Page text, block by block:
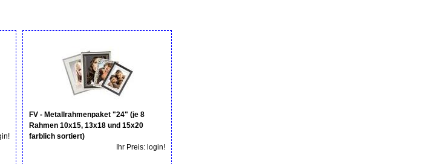
FV - Metallrahmenpaket "24" (je 8
Rahmen 10x15, 13x18 und 15x20
farblich sortiert)
Ihr Preis: login!